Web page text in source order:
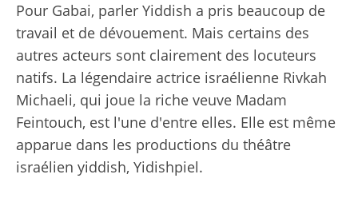
Pour Gabai, parler Yiddish a pris beaucoup de
travail et de dévouement. Mais certains des
autres acteurs sont clairement des locuteurs
natifs. La légendaire actrice israélienne Rivkah
Michaeli, qui joue la riche veuve Madam
Feintouch, est l'une d'entre elles. Elle est même
apparue dans les productions du théâtre
israélien yiddish, Yidishpiel.